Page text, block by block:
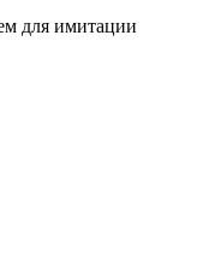
для имитации